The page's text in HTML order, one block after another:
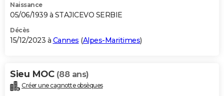
Naissance
05/06/1939 à STAJICEVO SERBIE
Décès
15/12/2023 à Cannes (Alpes-Maritimes)
Sieu MOC (88 ans)
Créer une cagnotte obsèques